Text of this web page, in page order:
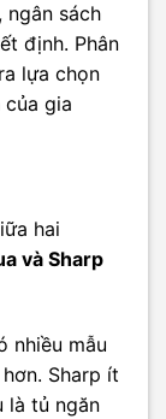
ngân sách
định. Phân
lựa chọn
gia
hai
và Sharp
nhiều mẫu
Sharp ít
là tủ ngăn